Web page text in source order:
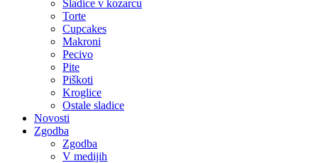
Sladice v kozarcu
Torte
Cupcakes
Makroni
Pecivo
Pite
Piškoti
Kroglice
Ostale sladice
Novosti
Zgodba
Zgodba
V medijih